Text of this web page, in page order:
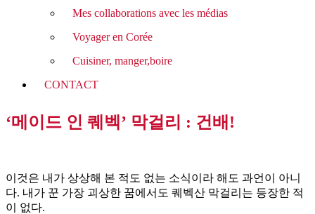
Mes collaborations avec les médias
Voyager en Corée
Cuisiner, manger,boire
CONTACT
‘메이드 인 퀘벡’ 막걸리 : 건배!
이것은 내가 상상해 본 적도 없는 소식이라 해도 과언이 아니
다. 내가 꾼 가장 괴상한 꿈에서도 퀘벡산 막걸리는 등장한 적
이 없다.